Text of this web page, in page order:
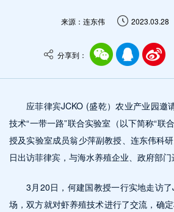
来源：连东伟 2023.03.28
分享到：
应菲律宾JCKO (盛乾）农业产业园
技术“一带一路”联合实验室（以下简称“联
授及实验室成员翁少萍副教授、连东伟科
日出访菲律宾，与海水养殖企业、政府部门
3月20日，何建国教授一行实地走访
场，双方就对虾养殖技术进行了交流，确